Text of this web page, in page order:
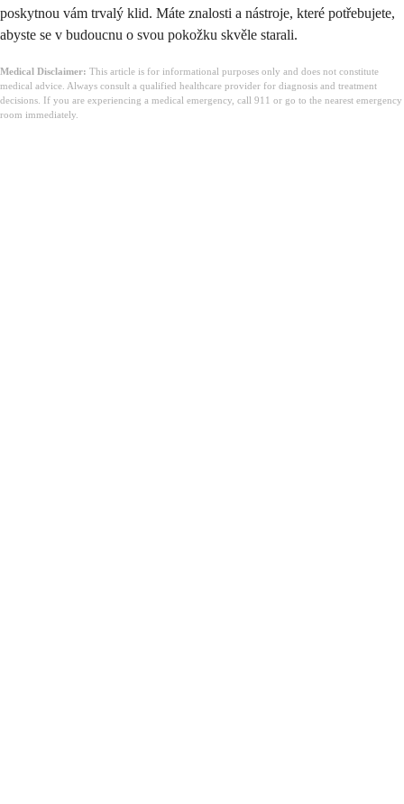
poskytnou vám trvalý klid. Máte znalosti a nástroje, které potřebujete,
abyste se v budoucnu o svou pokožku skvěle starali.
Medical Disclaimer: This article is for informational purposes only and does not constitute
medical advice. Always consult a qualified healthcare provider for diagnosis and treatment
decisions. If you are experiencing a medical emergency, call 911 or go to the nearest emergency
room immediately.